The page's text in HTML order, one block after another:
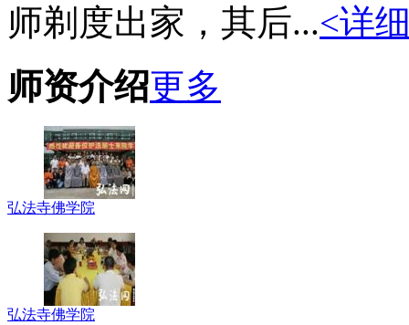
师剃度出家，其后...<详
师资介绍更多
弘法寺佛学院
弘法寺佛学院